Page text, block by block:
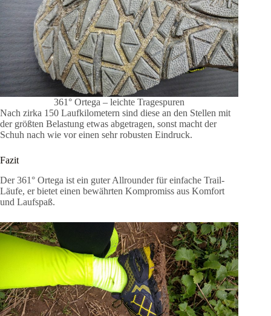
361° Ortega – leichte Tragespuren
Nach zirka 150 Laufkilometern sind diese an den Stellen mit
der größten Belastung etwas abgetragen, sonst macht der
Schuh nach wie vor einen sehr robusten Eindruck.
Fazit
Der 361° Ortega ist ein guter Allrounder für einfache Trail-
Läufe, er bietet einen bewährten Kompromiss aus Komfort
und Laufspaß.